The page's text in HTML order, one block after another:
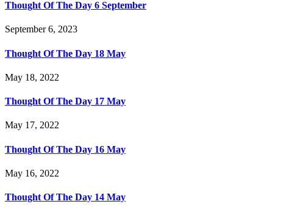
Thought Of The Day 6 September
September 6, 2023
Thought Of The Day 18 May
May 18, 2022
Thought Of The Day 17 May
May 17, 2022
Thought Of The Day 16 May
May 16, 2022
Thought Of The Day 14 May